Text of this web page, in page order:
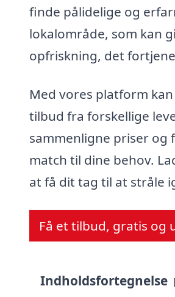
finde pålidelige og
lokalområde, som kan
opfriskning, det
Med vores platform
tilbud fra forskellige
sammenligne priser og
match til dine behov.
at få dit tag til at stråle
Få et tilbud, gratis og
Indholdsfortegnelse